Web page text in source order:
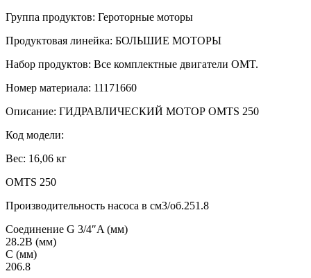
Группа продуктов: Героторные моторы
Продуктовая линейка: БОЛЬШИЕ МОТОРЫ
Набор продуктов: Все комплектные двигатели OMT.
Номер материала: 11171660
Описание: ГИДРАВЛИЧЕСКИЙ МОТОР OMTS 250
Код модели:
Вес: 16,06 кг
OMTS 250
Производительность насоса в см3/об.251.8
Соединение G 3/4″A (мм)
28.2B (мм)
C (мм)
206.8